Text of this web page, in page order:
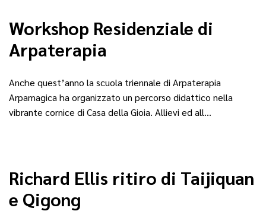
Workshop Residenziale di
Arpaterapia
Anche quest’anno la scuola triennale di Arpaterapia
Arpamagica ha organizzato un percorso didattico nella
vibrante cornice di Casa della Gioia. Allievi ed all…
Richard Ellis ritiro di Taijiquan
e Qigong